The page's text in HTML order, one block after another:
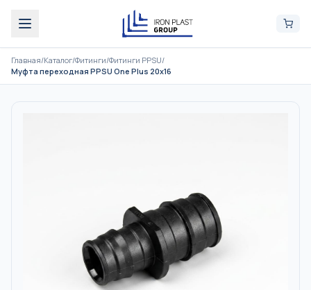
Главная/Каталог/Фитинги/Фитинги PPSU/
Муфта переходная PPSU One Plus 20x16